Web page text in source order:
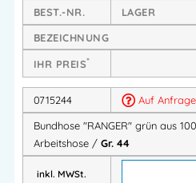
Hautfreundliches
Atmungsaktiv und
Komfortabel auch bei
Ideal für den täglichen
und Industrie.
Robust & strapazierfähig
BEST.-NR.
LAGER
BEZEICHNUNG
IHR PREIS*
0715244
Auf Anfrage
Bundhose "RANGER" grün aus
Arbeitshose / Gr. 44
inkl. MWSt.